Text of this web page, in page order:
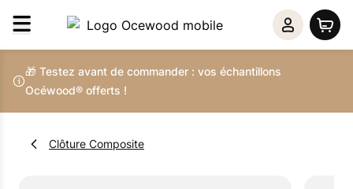
🎁 Testez avant de commander : vos échantillons
Océwood® offerts !
Clôture Composite